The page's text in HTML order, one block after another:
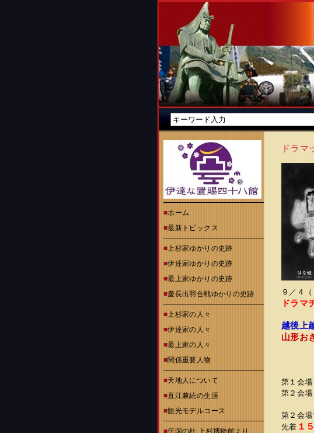
■ホーム
■最新トピックス
■上杉家ゆかりの史跡
■伊達家ゆかりの史跡
■最上家ゆかりの史跡
■慶長出羽合戦ゆかりの史跡
■上杉家の人々
■伊達家の人々
■最上家の人々
■関係重要人物
■天地人について
■直江兼続の生涯
■観光モデルコース
■伝国の杜 上杉博物館より
ドラマ
９／４
ドラマ
越後上
山形お
第１会
第２会
第２会場
先着 １